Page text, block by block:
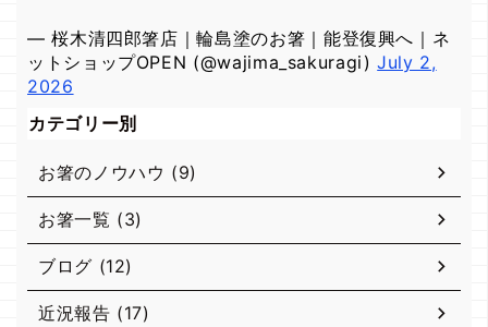
— 桜木清四郎箸店｜輪島塗のお箸｜能登復興へ｜ネ
ットショップOPEN (@wajima_sakuragi)July 2,
2026
カテゴリー別
お箸のノウハウ (9)
お箸一覧 (3)
ブログ (12)
近況報告 (17)